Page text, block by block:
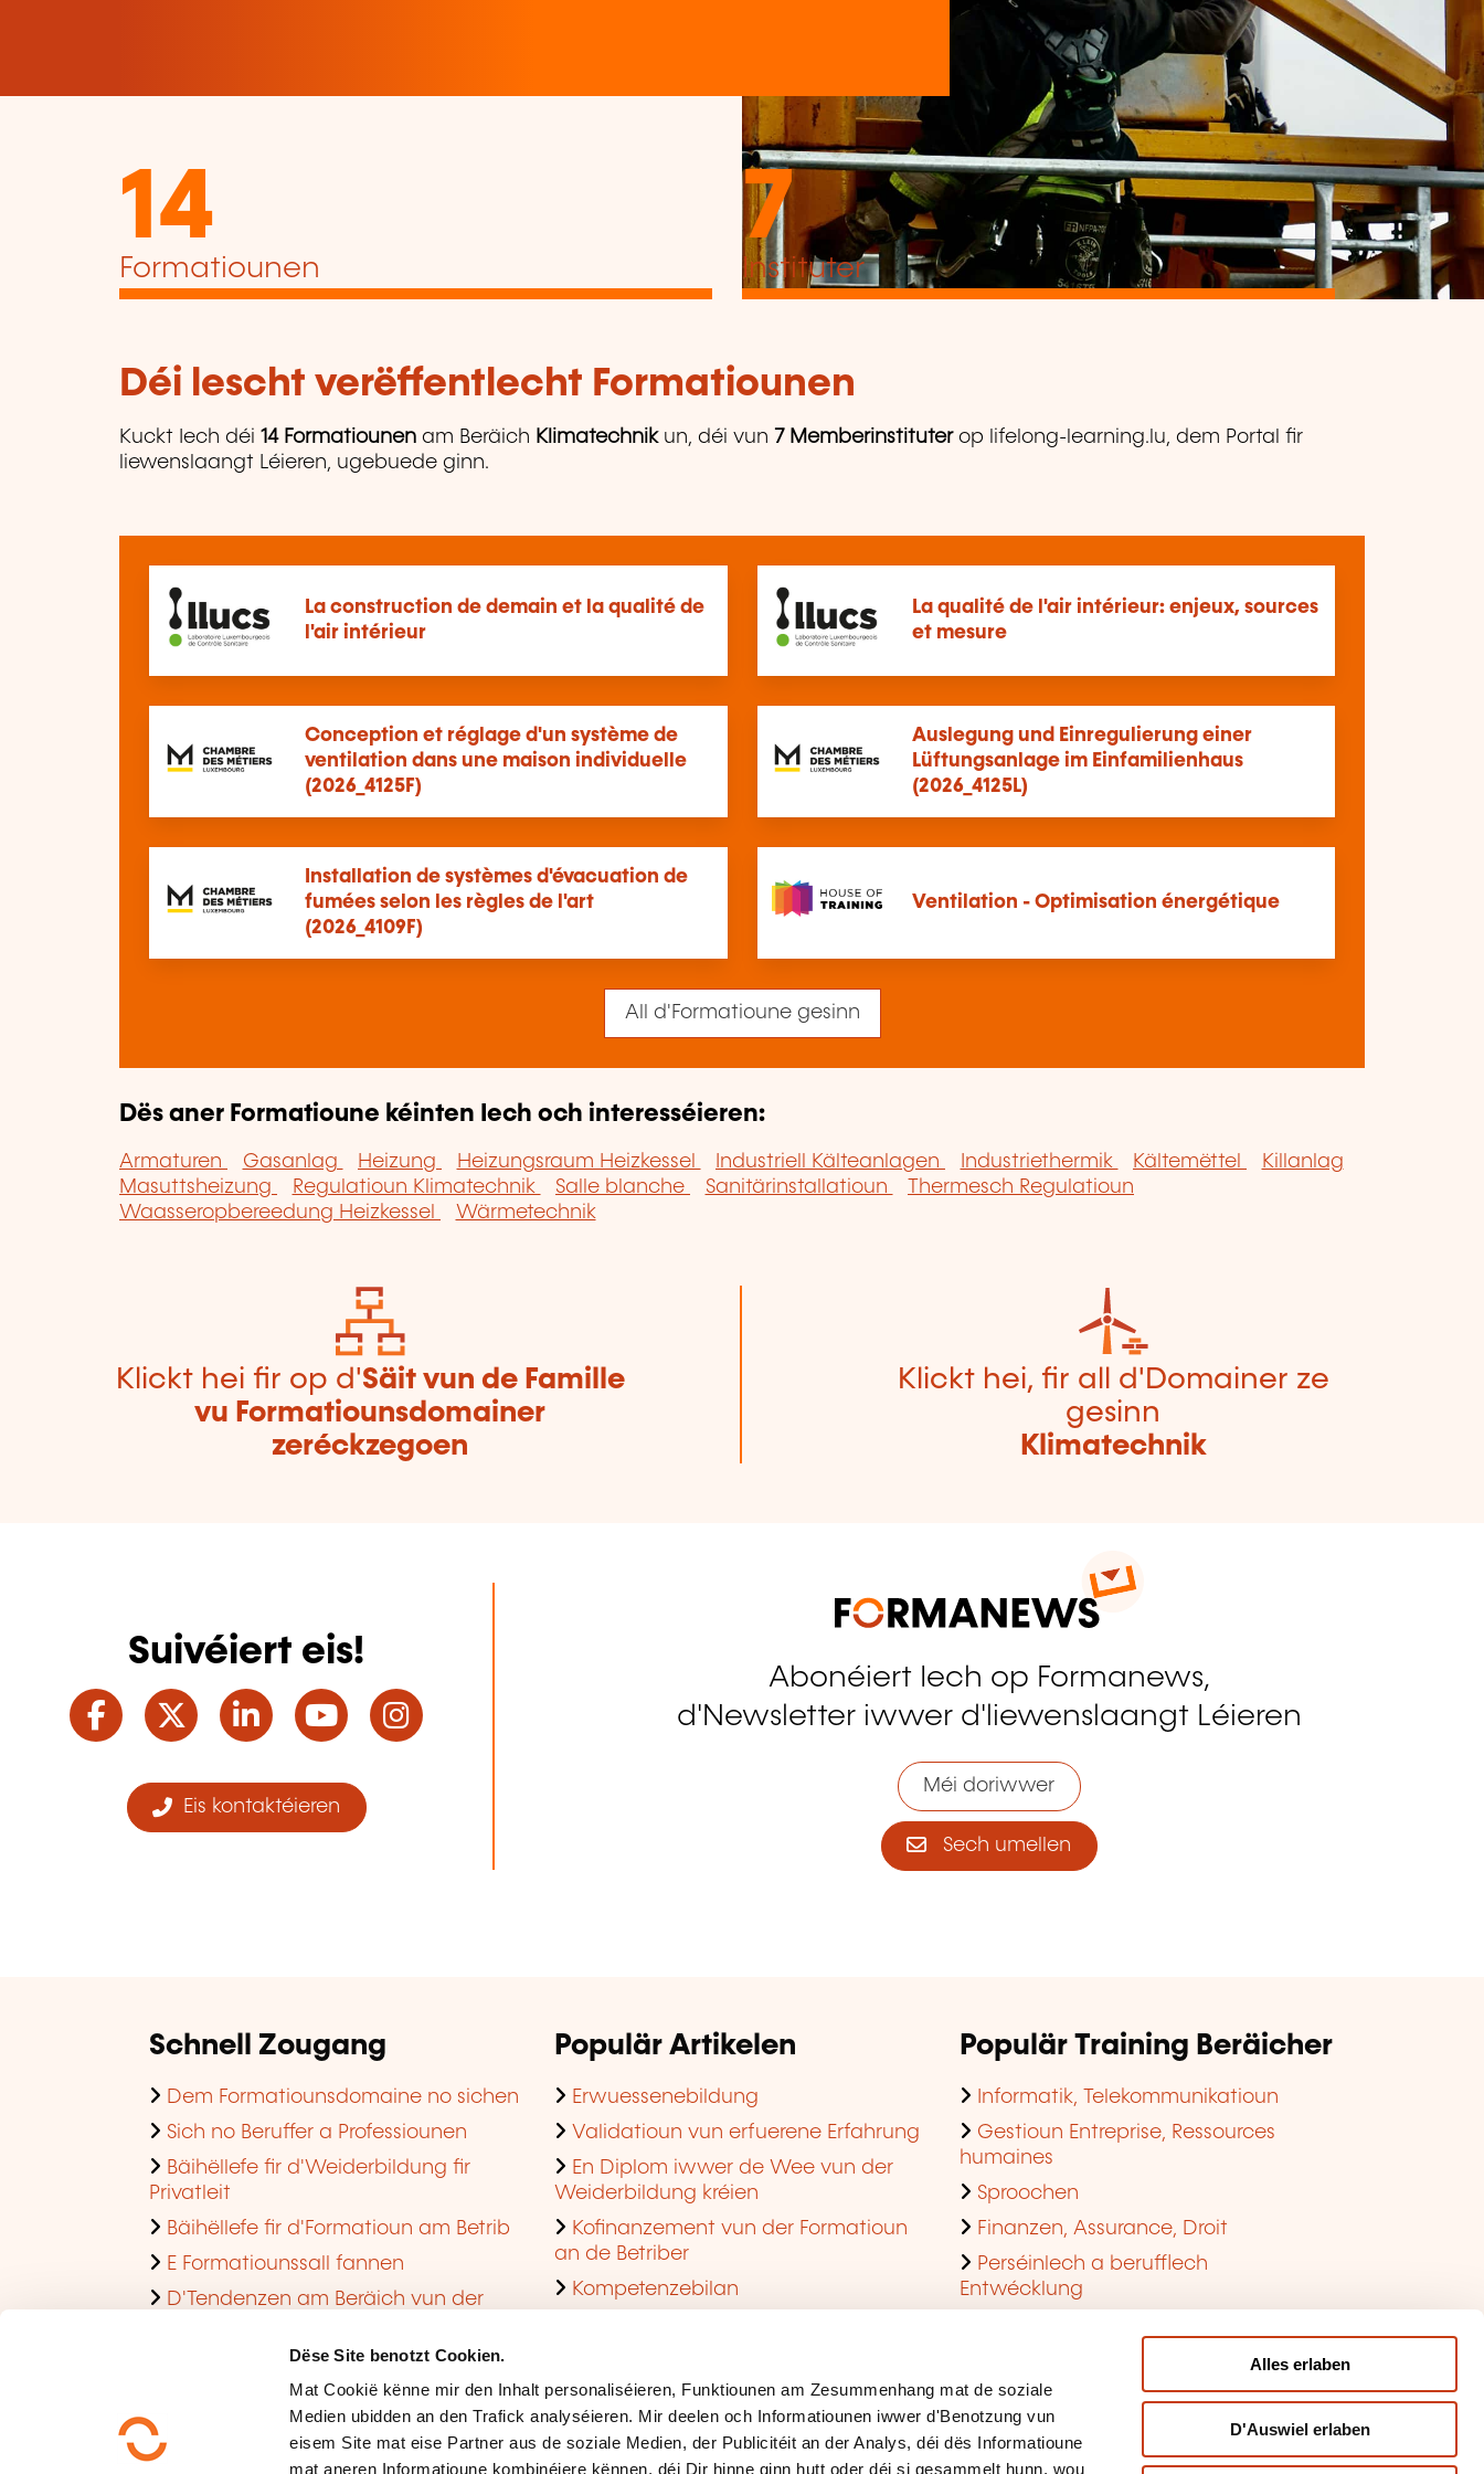
Dëse Site benotzt Cookien.
Mat Cookië kënne mir den Inhalt personaliséieren, Funktiounen am Zesummenhang mat de soziale
Medien ubidden an den Trafick analyséieren. Mir deelen och Informatiounen iwwer d'Benotzung vun
eisem Site mat eise Partner aus de soziale Medien, der Publicitéit an der Analys, déi dës Informatioune
mat aneren Informatioune kombinéiere kënnen, déi Dir hinne ginn hutt oder déi si gesammelt hunn, wou
Alles erlaben
D'Auswiel erlaben
14
Formatiounen
7
Instituter
Déi lescht verëffentlecht Formatiounen
Kuckt Iech déi 14 Formatiounen am Beräich Klimatechnikun, déi vun 7 Memberinstituter op lifelong-learning.lu, dem Portal fir
liewenslaangt Léieren, ugebuede ginn.
La construction de demain et la qualité de
l'air intérieur
La qualité de l'air intérieur: enjeux, sources
et mesure
Conception et réglage d'un système de
ventilation dans une maison individuelle
(2026_4125F)
Auslegung und Einregulierung einer
Lüftungsanlage im Einfamilienhaus
(2026_4125L)
Installation de systèmes d'évacuation de
fumées selon les règles de l'art
(2026_4109F)
Ventilation - Optimisation énergétique
All d'Formatioune gesinn
Dës aner Formatioune kéinten Iech och interesséieren:
Armaturen Gasanlag Heizung Heizungsraum Heizkessel Industriell Kälteanlagen Industriethermik Kältemëttel
Killanlag
Masuttsheizung
Regulatioun Klimatechnik Salle blanche Sanitärinstallatioun
Thermesch Regulatioun
Waasseropbereedung Heizkessel
Wärmetechnik
Klickt hei fir op d'Säit vun de Famille
vu Formatiounsdomainer
zeréckzegoen
Klickt hei, fir all d'Domainer ze
gesinn
Klimatechnik
Suivéiert eis!
Facebook
TwitterLinkedInYouTube
Eis kontaktéieren
Abonéiert Iech op Formanews,
d'Newsletter iwwer d'liewenslaangt Léieren
Méi doriwwer
Sech umellen
Schnell Zougang
Dem Formatiounsdomaine no sichen
Sich no Beruffer a Professiounen
Bäihëllefe fir d'Weiderbildung fir
Privatleit
Bäihëllefe fir d'Formatioun am Betrib
E Formatiounssall fannen
D'Tendenzen am Beräich vun der
Populär Artikelen
Erwuessenebildung
Validatioun vun erfuerene Erfahrung
En Diplom iwwer de Wee vun der
Weiderbildung kréien
Kofinanzement vun der Formatioun
an de Betriber
Kompetenzebilan
Populär Training Beräicher
Informatik, Telekommunikatioun
Gestioun Entreprise, Ressources
humaines
Sproochen
Finanzen, Assurance, Droit
Perséinlech a berufflech
Entwécklung